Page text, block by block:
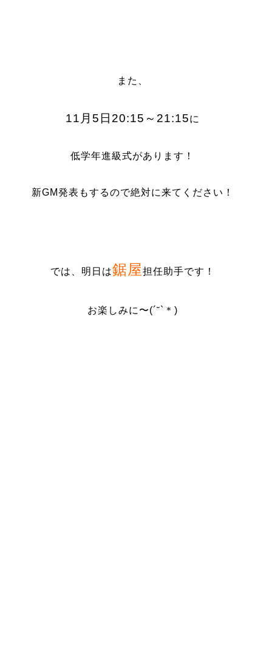
また、
11 月 5 日 20:15 ～ 21:15に
低学年進級式があります！
新GM発表もするので絶対に来てください！
では、明日は鋸屋担任助手です！
お楽しみに〜(´˘` ＊ )